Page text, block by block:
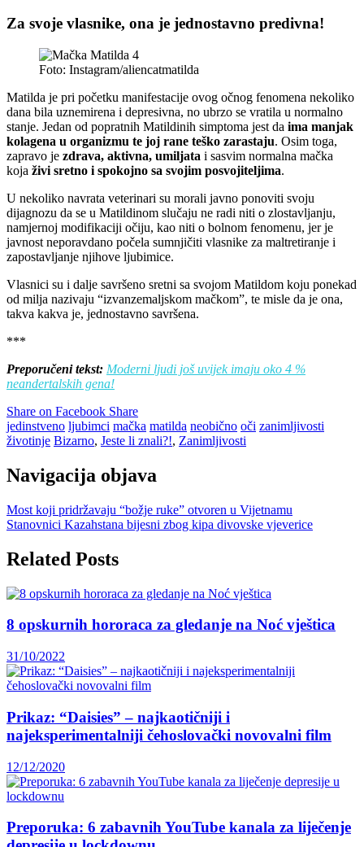
Za svoje vlasnike, ona je jednostavno predivna!
Foto: Instagram/aliencatmatilda
Matilda je pri početku manifestacije ovog očnog fenomena nekoliko
dana bila uznemirena i depresivna, no ubrzo se vratila u normalno
stanje. Jedan od popratnih Matildinih simptoma jest da ima manjak
kolagena u organizmu te joj rane teško zarastaju. Osim toga,
zapravo je zdrava, aktivna, umiljata i sasvim normalna mačka
koja živi sretno i spokojno sa svojim posvojiteljima.
U nekoliko navrata veterinari su morali javno ponoviti svoju
dijagnozu da se u Matildinom slučaju ne radi niti o zlostavljanju,
namjernoj modifikaciji očiju, kao niti o bolnom fenomenu, jer je
javnost neporavdano počela sumnjičiti vlasnike za maltretiranje i
zapostavljanje njihove ljubimice.
Vlasnici su i dalje savršeno sretni sa svojom Matildom koju ponekad
od milja nazivaju “izvanzemaljskom mačkom”, te misle da je ona,
takva kakva je, jednostavno savršena.
***
Preporučeni tekst: Moderni ljudi još uvijek imaju oko 4 %
neandertalskih gena!
Share on Facebook Share
jedinstveno ljubimci mačka matilda neobično oči zanimljivosti
životinje Bizarno, Jeste li znali?!, Zanimljivosti
Navigacija objava
Most koji pridržavaju “božje ruke” otvoren u Vijetnamu
Stanovnici Kazahstana bijesni zbog kipa divovske vjeverice
Related Posts
8 opskurnih hororaca za gledanje na Noć vještica
31/10/2022
Prikaz: “Daisies” – najkaotičniji i
najeksperimentalniji čehoslovački novovalni film
12/12/2020
Preporuka: 6 zabavnih YouTube kanala za liječenje